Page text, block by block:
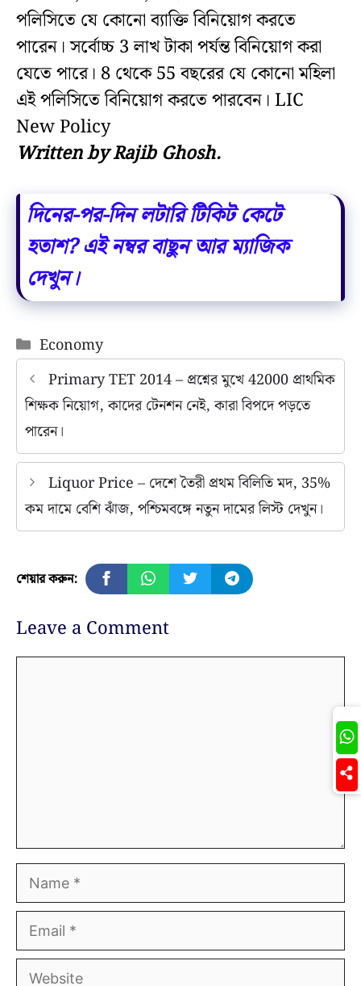
পলিসিতে যে কোনো ব্যাক্তি বিনিয়োগ করতে
পারেন। সর্বোচ্চ 3 লাখ টাকা পর্যন্ত বিনিয়োগ করা
যেতে পারে। 8 থেকে 55 বছরের যে কোনো মহিলা
এই পলিসিতে বিনিয়োগ করতে পারবেন। LIC
New Policy
Written by Rajib Ghosh.
দিনের-পর-দিন লটারি টিকিট কেটে
হতাশ? এই নম্বর বাছুন আর ম্যাজিক
দেখুন।
Categories
Economy
Primary TET 2014 – প্রশ্নের মুখে 42000 প্রাথমিক
শিক্ষক নিয়োগ, কাদের টেনশন নেই, কারা বিপদে পড়তে
পারেন।
Liquor Price – দেশে তৈরী প্রথম বিলিতি মদ, 35%
কম দামে বেশি ঝাঁজ, পশ্চিমবঙ্গে নতুন দামের লিস্ট দেখুন।
শেয়ার করুন:
Leave a Comment
Name
Email
Website